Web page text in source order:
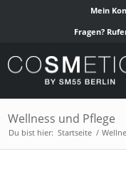
Mein
Fragen?
Wellness und Pflege
Du bist hier: Startseite /